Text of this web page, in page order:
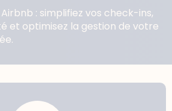
: simplifiez vos check-ins,
et optimisez la gestion de votre